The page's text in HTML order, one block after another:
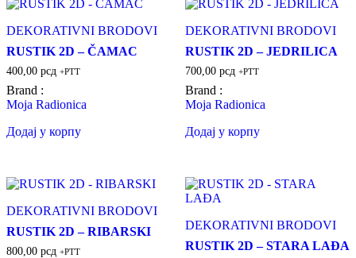
DEKORATIVNI BRODOVI
RUSTIK 2D – ČAMAC
400,00 рсд +PTT
Brand :
Moja Radionica
Додај у корпу
DEKORATIVNI BRODOVI
RUSTIK 2D – JEDRILICA
700,00 рсд +PTT
Brand :
Moja Radionica
Додај у корпу
DEKORATIVNI BRODOVI
RUSTIK 2D – RIBARSKI
800,00 рсд +PTT
DEKORATIVNI BRODOVI
RUSTIK 2D – STARA LAĐA